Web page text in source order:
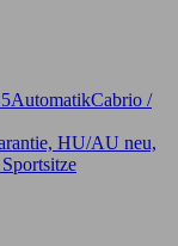
AutomatikCabrio /
HU/AU neu,